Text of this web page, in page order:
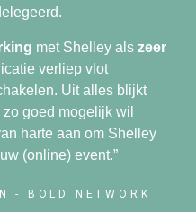
met Shelley als zeer
verliep vlot
Uit alles blijkt
goed mogelijk wil
harte aan om Shelley
(online) event.”
- BOLD NETWORK